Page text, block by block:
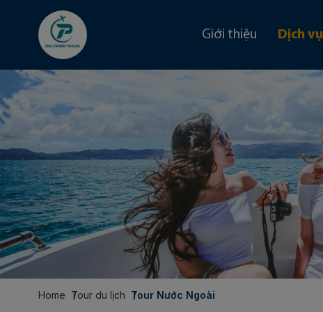
Giới thiệu Dịch vụ
Home Tour du lịch Tour Nước Ngoài